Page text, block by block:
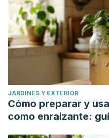
JARDINES Y EXTERIOR
Cómo preparar y
como enraizante: